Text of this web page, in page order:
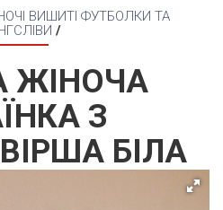
ВИШИТІ ФУТБОЛКИ ТА
/
ЖІНОЧА
З
БІЛА